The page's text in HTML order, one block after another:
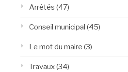
Arrêtés (47)
Conseil municipal (45)
Le mot du maire (3)
Travaux(34)